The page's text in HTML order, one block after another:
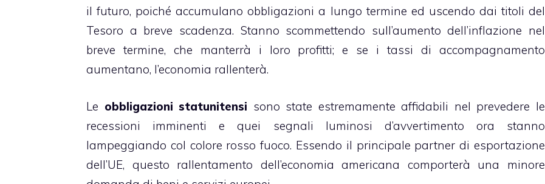
il futuro, poiché accumulano obbligazioni a lungo termine ed uscendo dai titoli del
Tesoro a breve scadenza. Stanno scommettendo sull’aumento dell’inflazione nel
breve termine, che manterrà i loro profitti; e se i tassi di accompagnamento
aumentano, l’economia rallenterà.
Le obbligazioni statunitensi sono state estremamente affidabili nel prevedere le
recessioni imminenti e quei segnali luminosi d’avvertimento ora stanno
lampeggiando col colore rosso fuoco. Essendo il principale partner di esportazione
dell’UE, questo rallentamento dell’economia americana comporterà una minore